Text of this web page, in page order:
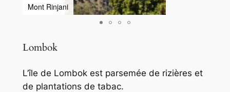
Mont Rinjani
Lombok
L’île de Lombok est parsemée de rizières et
de plantations de tabac.